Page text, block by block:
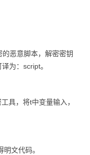
恶意脚本，解密密钥
译为：script。
具，将t中变量输入，
文代码。